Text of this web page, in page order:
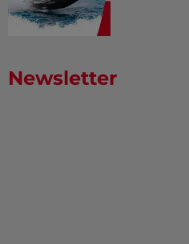
Newsletter